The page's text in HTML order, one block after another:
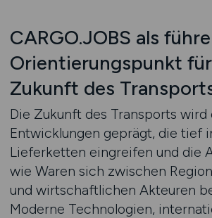
CARGO.JOBS als
Orientierungspunkt
Zukunft des
Die Zukunft des Transports wird
Entwicklungen geprägt, die tief
Lieferketten eingreifen und die
wie Waren sich zwischen
und wirtschaftlichen Akteuren
Moderne Technologien,